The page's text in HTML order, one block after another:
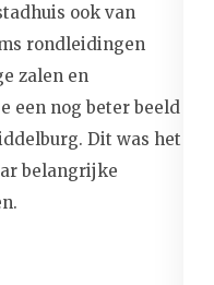
ook van
rondleidingen
zalen en
een nog beter beeld
Dit was het
belangrijke